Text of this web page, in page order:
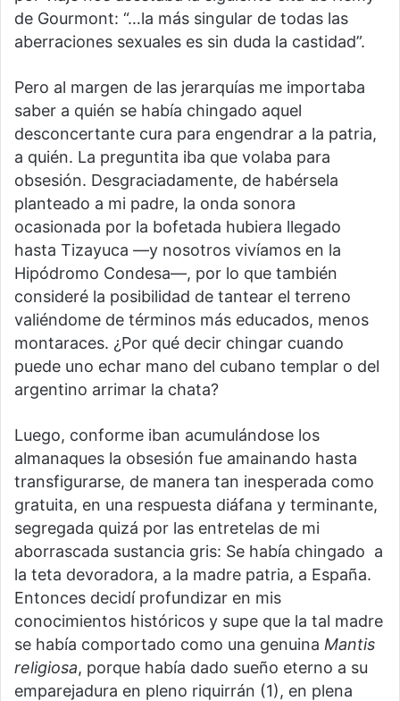
de Gourmont: “…la más singular de todas las
aberraciones sexuales es sin duda la castidad”.
Pero al margen de las jerarquías me importaba
saber a quién se había chingado aquel
desconcertante cura para engendrar a la patria,
a quién. La preguntita iba que volaba para
obsesión. Desgraciadamente, de habérsela
planteado a mi padre, la onda sonora
ocasionada por la bofetada hubiera llegado
hasta Tizayuca —y nosotros vivíamos en la
Hipódromo Condesa—, por lo que también
consideré la posibilidad de tantear el terreno
valiéndome de términos más educados, menos
montaraces. ¿Por qué decir chingar cuando
puede uno echar mano del cubano templar o del
argentino arrimar la chata?
Luego, conforme iban acumulándose los
almanaques la obsesión fue amainando hasta
transfigurarse, de manera tan inesperada como
gratuita, en una respuesta diáfana y terminante,
segregada quizá por las entretelas de mi
aborrascada sustancia gris: Se había chingado a
la teta devoradora, a la madre patria, a España.
Entonces decidí profundizar en mis
conocimientos históricos y supe que la tal madre
se había comportado como una genuina Mantis
religiosa, porque había dado sueño eterno a su
emparejadura en pleno riquirrán (1), en plena